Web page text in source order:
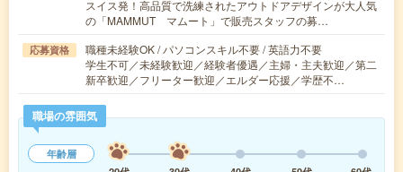
スイス発！高品質で洗練されたアウトドアデザインが大人気
の「MAMMUT マムート」で販売スタッフの募…
応募資格
職種未経験OK / パソコンスキル不要 / 英語力不要
学生不可／未経験歓迎／経験者優遇／主婦・主夫歓迎／第二
新卒歓迎／フリーター歓迎／エルダー応援／学歴不…
職場の雰囲気
年齢層